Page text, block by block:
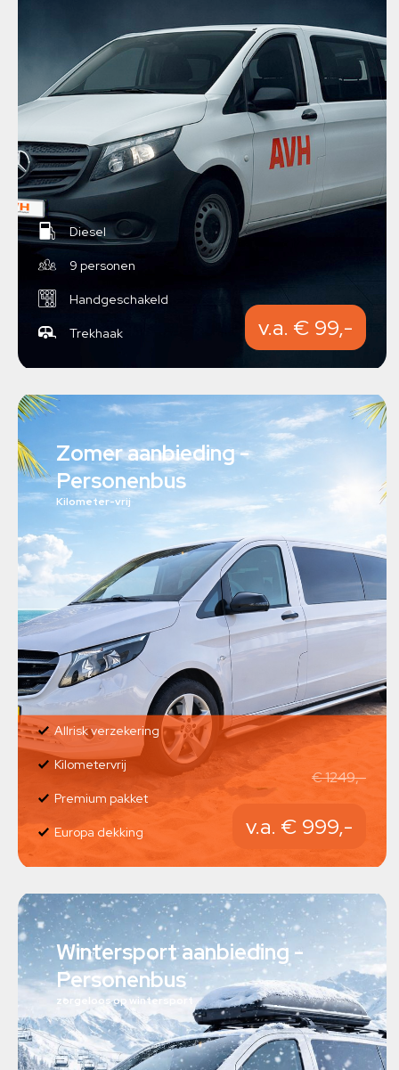
Diesel
9 personen
Handgeschakeld
Trekhaak v.a. € 99,-
Zomer aanbieding -
Personenbus
Kilometer-vrij
Allrisk verzekering
Kilometervrij
Premium pakket
Europa dekking
€ 1249,-
v.a. € 999,-
Wintersport aanbieding -
Personenbus
zorgeloos op wintersport